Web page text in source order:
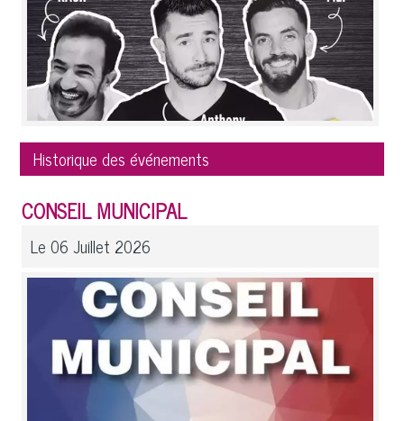
Historique des événements
CONSEIL MUNICIPAL
Le 06 Juillet 2026